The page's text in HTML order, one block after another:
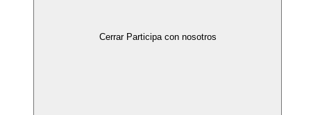
Cerrar Participa con nosotros